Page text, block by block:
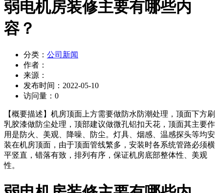
弱电机房装修主要有哪些内
容？
分类： 公司新闻
作者：
来源：
发布时间： 2022-05-10
访问量： 0
【概要描述】 机房顶面上方需要做防水防潮处理，顶面下方刷
乳胶漆做防尘处理，顶部建议做微孔铝扣天花，顶面其主要作
用是防火、美观、降噪、防尘。灯具、烟感、温感探头等均安
装在机房顶面，由于顶面管线繁多，安装时各系统管路必须横
平竖直，错落有致，排列有序，保证机房底部整体性、美观
性。